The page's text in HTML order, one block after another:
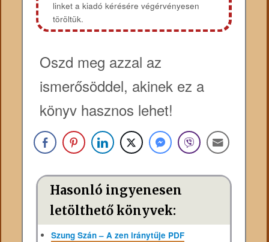
linket a kiadó kérésére végérvényesen
töröltük.
Oszd meg azzal az
ismerősöddel, akinek ez a
könyv hasznos lehet!
Hasonló ingyenesen
letölthető könyvek:
Szung Szán – A zen iránytűje PDF